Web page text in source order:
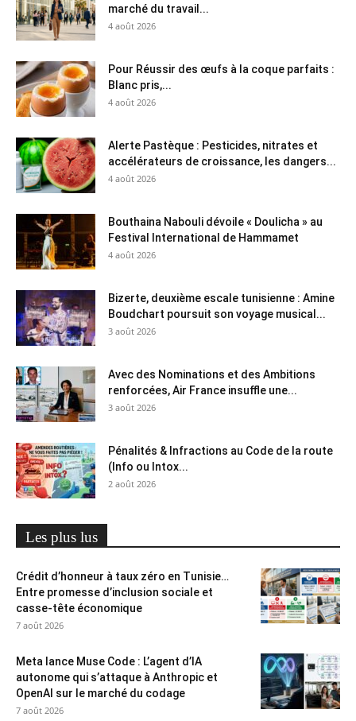
marché du travail...
4 août 2026
Pour Réussir des œufs à la coque parfaits :
Blanc pris,...
4 août 2026
Alerte Pastèque : Pesticides, nitrates et
accélérateurs de croissance, les dangers...
4 août 2026
Bouthaina Nabouli dévoile « Doulicha » au
Festival International de Hammamet
4 août 2026
Bizerte, deuxième escale tunisienne : Amine
Boudchart poursuit son voyage musical...
3 août 2026
Avec des Nominations et des Ambitions
renforcées, Air France insuffle une...
3 août 2026
Pénalités & Infractions au Code de la route
(Info ou Intox...
2 août 2026
Les plus lus
Crédit d’honneur à taux zéro en Tunisie…
Entre promesse d’inclusion sociale et
casse-tête économique
7 août 2026
Meta lance Muse Code : L’agent d’IA
autonome qui s’attaque à Anthropic et
OpenAI sur le marché du codage
7 août 2026